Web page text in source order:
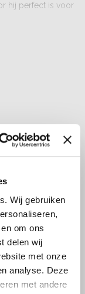
Wij gebruiken
om ons
delen wij
met onze
analyse. Deze
met andere
hij perfect is voor
retourneren